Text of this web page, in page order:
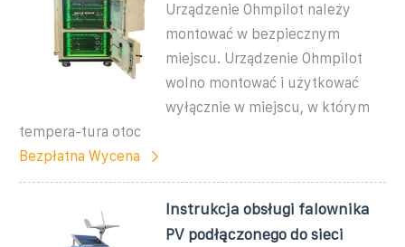
Urządzenie Ohmpilot należy
montować w bezpiecznym
miejscu. Urządzenie Ohmpilot
wolno montować i użytkować
wyłącznie w miejscu, w którym
tempera-tura otoc
Bezpłatna Wycena
Instrukcja obsługi falownika
PV podłączonego do sieci